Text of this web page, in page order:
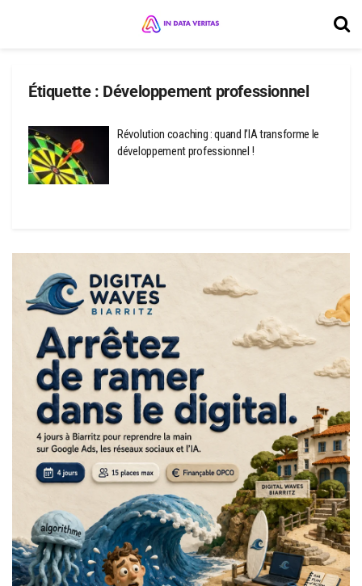
Étiquette : Développement professionnel
Révolution coaching : quand l’IA transforme le
développement professionnel !